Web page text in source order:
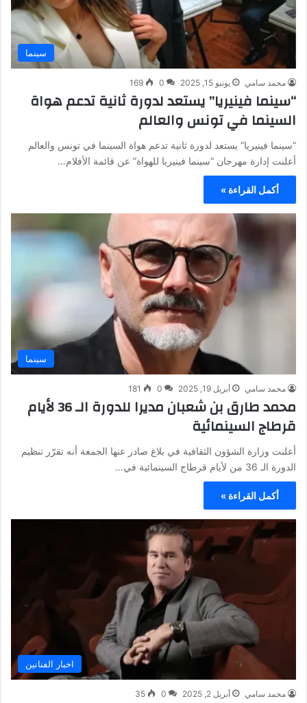
سينما
محمد سامي يونيو 15, 2025 0
169
“سينما فينيريا” يستعد لدورة ثانية تدعم هواة
السينما في تونس والعالم
“سينما فينيريا” يستعد لدورة ثانية تدعم هواة السينما في تونس والعالم
أعلنت إدارة مهرجان “سينما فينيريا للهواة” عن قائمة الأفلام…
أكمل القراءة »
سينما
محمد سامي أبريل 19, 2025 0
181
محمد طارق بن شعبان مديرا للدورة الـ 36 لأيام
قرطاج السينمائية
أعلنت وزارة الشؤون الثقافية في بلاغ صادر عنها الجمعة أنه تقرّر تنظيم
الدورة الـ 36 من لأيام قرطاج السينمائية في…
أكمل القراءة »
اخبار الفنانين
محمد سامي أبريل 2, 2025 0
35